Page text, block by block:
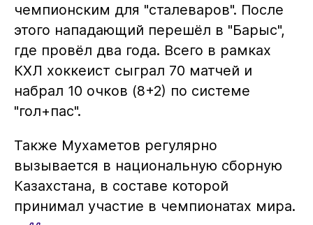
чемпионским для "сталеваров". После
этого нападающий перешёл в "Барыс",
где провёл два года. Всего в рамках
КХЛ хоккеист сыграл 70 матчей и
набрал 10 очков (8+2) по системе
"гол+пас".
Также Мухаметов регулярно
вызывается в национальную сборную
Казахстана, в составе которой
принимал участие в чемпионатах мира.